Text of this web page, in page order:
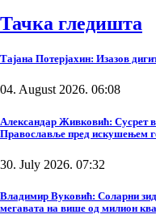
Тачка гледишта
Тајана Потерјахин: Изазов
04. August 2026. 06:08
Александар Живковић: Сусрет
Православље пред искушењем
30. July 2026. 07:32
Владимир Вуковић: Соларни
мегавата на више од милион